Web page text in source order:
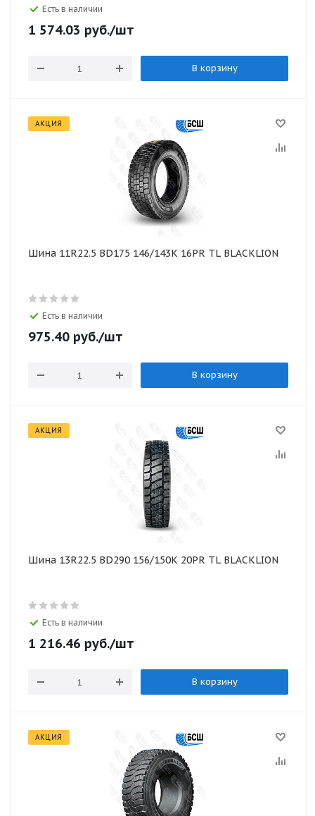
Есть в наличии
1 574.03 руб./шт
В корзину
АКЦИЯ
Шина 11R22.5 BD175 146/143K 16PR TL BLACKLION
Есть в наличии
975.40 руб./шт
В корзину
АКЦИЯ
Шина 13R22.5 BD290 156/150K 20PR TL BLACKLION
Есть в наличии
1 216.46 руб./шт
В корзину
АКЦИЯ